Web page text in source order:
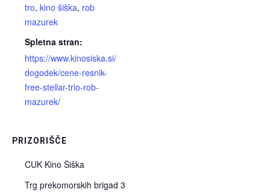
tro, kino šiška, rob
mazurek
Spletna stran:
https://www.kinosiska.si/
dogodek/cene-resnik-
free-stellar-trio-rob-
mazurek/
PRIZORIŠČE
CUK Kino Šiška
Trg prekomorskih brigad 3